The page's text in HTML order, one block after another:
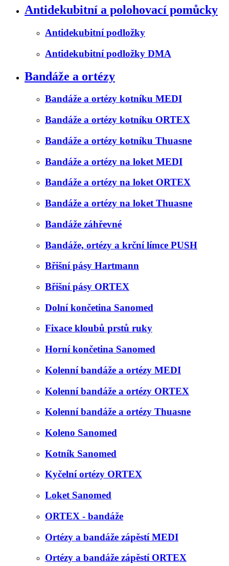
Antidekubitní a polohovací pomůcky
Antidekubitní podložky
Antidekubitní podložky DMA
Bandáže a ortézy
Bandáže a ortézy kotníku MEDI
Bandáže a ortézy kotníku ORTEX
Bandáže a ortézy kotníku Thuasne
Bandáže a ortézy na loket MEDI
Bandáže a ortézy na loket ORTEX
Bandáže a ortézy na loket Thuasne
Bandáže záhřevné
Bandáže, ortézy a krční límce PUSH
Břišní pásy Hartmann
Břišní pásy ORTEX
Dolní končetina Sanomed
Fixace kloubů prstů ruky
Horní končetina Sanomed
Kolenní bandáže a ortézy MEDI
Kolenní bandáže a ortézy ORTEX
Kolenní bandáže a ortézy Thuasne
Koleno Sanomed
Kotník Sanomed
Kyčelní ortézy ORTEX
Loket Sanomed
ORTEX - bandáže
Ortézy a bandáže zápěstí MEDI
Ortézy a bandáže zápěstí ORTEX